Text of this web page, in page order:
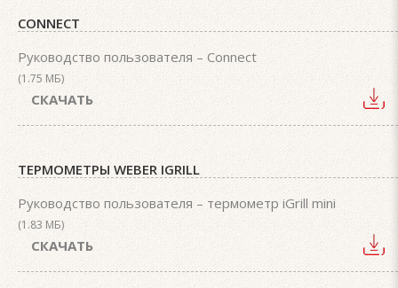
CONNECT
Руководство пользователя – Connect
(1.75 МБ)
СКАЧАТЬ
ТЕРМОМЕТРЫ WEBER IGRILL
Руководство пользователя – термометр iGrill mini
(1.83 МБ)
СКАЧАТЬ